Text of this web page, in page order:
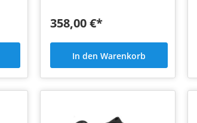
358,00 €*
In den Warenkorb